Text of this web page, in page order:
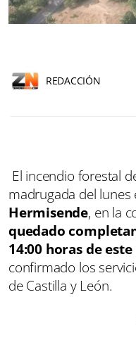
REDACCIÓN
El incendio forestal
madrugada del
Hermisende, en la
quedado
14:00 horas de
confirmado los
de Castilla y León.